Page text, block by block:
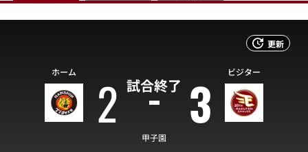
更新
試合終了
ホーム 2 3 ビジター
甲子園